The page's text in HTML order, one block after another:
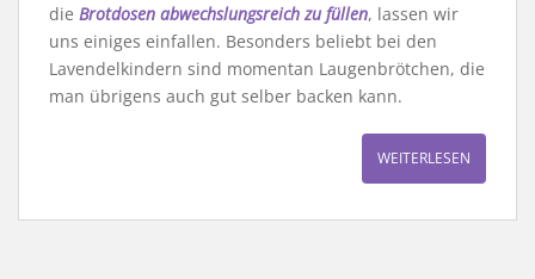
die Brotdosen abwechslungsreich zu füllen, lassen wir
uns einiges einfallen. Besonders beliebt bei den
Lavendelkindern sind momentan Laugenbrötchen, die
man übrigens auch gut selber backen kann.
WEITERLESEN